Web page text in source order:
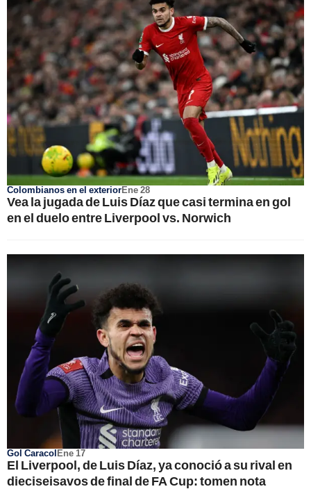
Colombianos en el exteriorEne 28
Vea la jugada de Luis Díaz que casi termina en gol
en el duelo entre Liverpool vs. Norwich
Gol CaracolEne 17
El Liverpool, de Luis Díaz, ya conoció a su rival en
dieciseisavos de final de FA Cup: tomen nota